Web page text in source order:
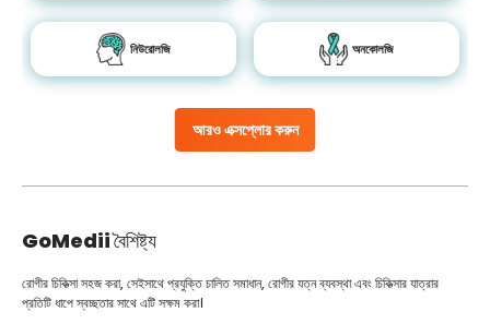
আরও এক্সপ্লোর করুন
নিউরোলজি অনকোলজি
GoMediiবৈশিষ্ট্য
রোগীর চিকিত্সা সহজ করা, সেইসাথে প্রযুক্তি চালিত সমাধান, রোগীর যত্ন ব্যবস্থা এবং চিকিত্সার যাত্রার
প্রতিটি ধাপে স্বচ্ছতার সাথে এটি সক্ষম করা।